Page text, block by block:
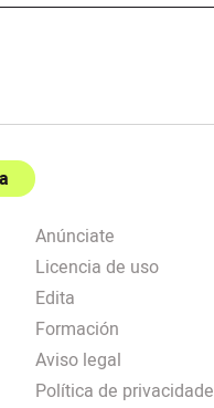
Anúnciate
Licencia de uso
Edita
Formación
Aviso legal
Política de privacidade